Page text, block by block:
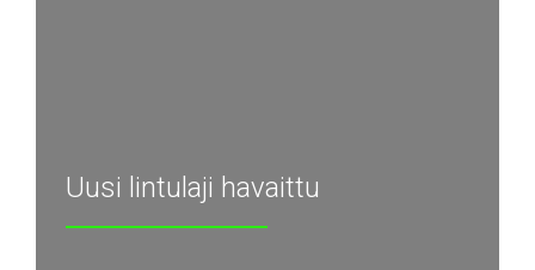
Uusi lintulaji havaittu